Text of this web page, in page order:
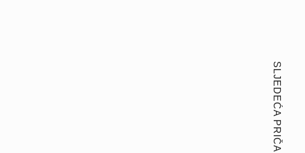
SLJEDEĆA PRIČA